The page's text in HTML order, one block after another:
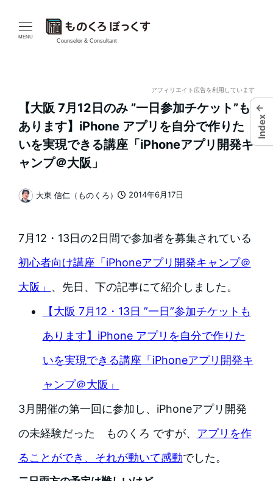
MENU
Counselor & Consultant
アフィリエイト広告を利用しています
【大阪 7月12日のみ ”一日参加チケット”も
あります】iPhone アプリを自分で作りた
いを実現できる講座「iPhoneアプリ開発キ
ャンプ＠大阪」
2014年6月17日
著
大東 信仁（ものくろ）
7月12・13日の2日間で参加者を募集されている
初心者向け講座「iPhoneアプリ開発キャンプ＠
大阪」 、先日、下の記事にて紹介しました。
【大阪 7月12・13日 ”一日”参加チケットも
あります】iPhone アプリを自分で作りた
いを実現できる講座「iPhoneアプリ開発キ
ャンプ＠大阪」
3月開催の第一回に参加し、iPhoneアプリ開発
の未経験だった ものくろ ですが、 アプリを作
ることができ、それが動いて感動でした。
←
Index